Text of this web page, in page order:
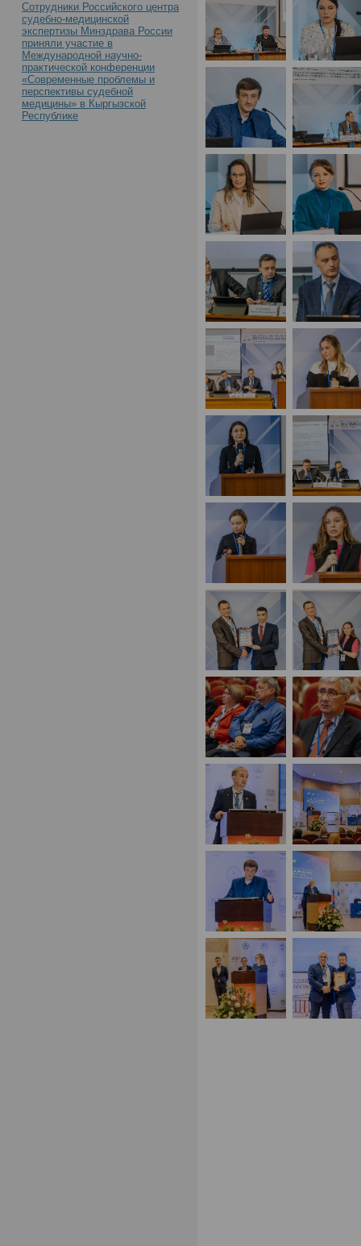
Сотрудники Российского центра
судебно-медицинской
экспертизы Минздрава России
приняли участие в
Международной научно-
практической конференции
«Современные проблемы и
перспективы судебной
медицины» в Кыргызской
Республике